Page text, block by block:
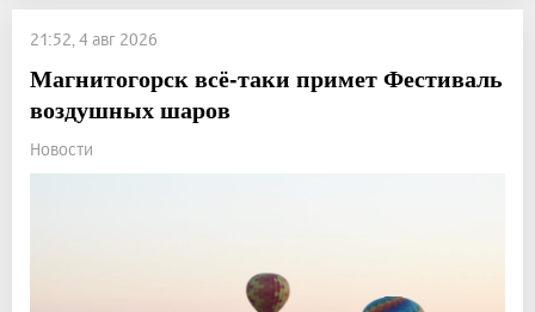
21:52, 4 авг 2026
Магнитогорск всё-таки примет Фестиваль
воздушных шаров
Новости